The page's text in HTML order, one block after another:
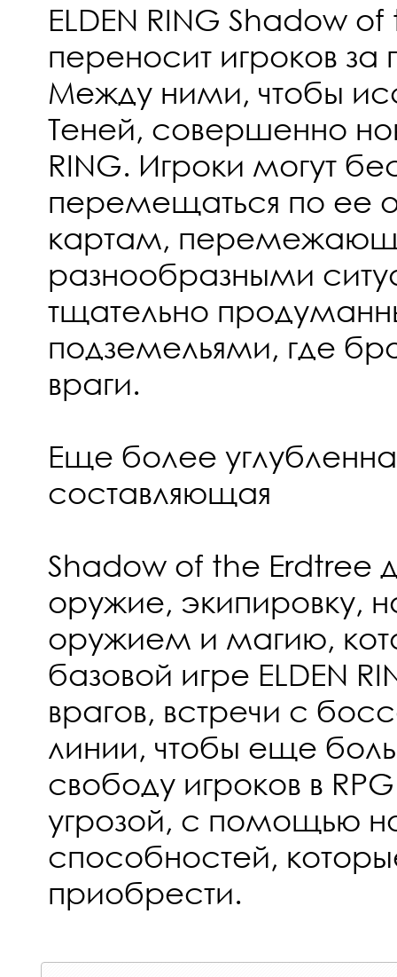
ELDEN RING Shadow
переносит игроков
Между ними, чтобы
Теней, совершенно
RING. Игроки могут
перемещаться по ее
картам,
разнообразными
тщательно
подземельями, где
враги.
Еще более
составляющая
Shadow of the Erdtree
оружие, экипировку,
оружием и магию,
базовой игре ELDEN
врагов, встречи с
линии, чтобы еще
свободу игроков в
угрозой, с помощью
способностей,
приобрести.